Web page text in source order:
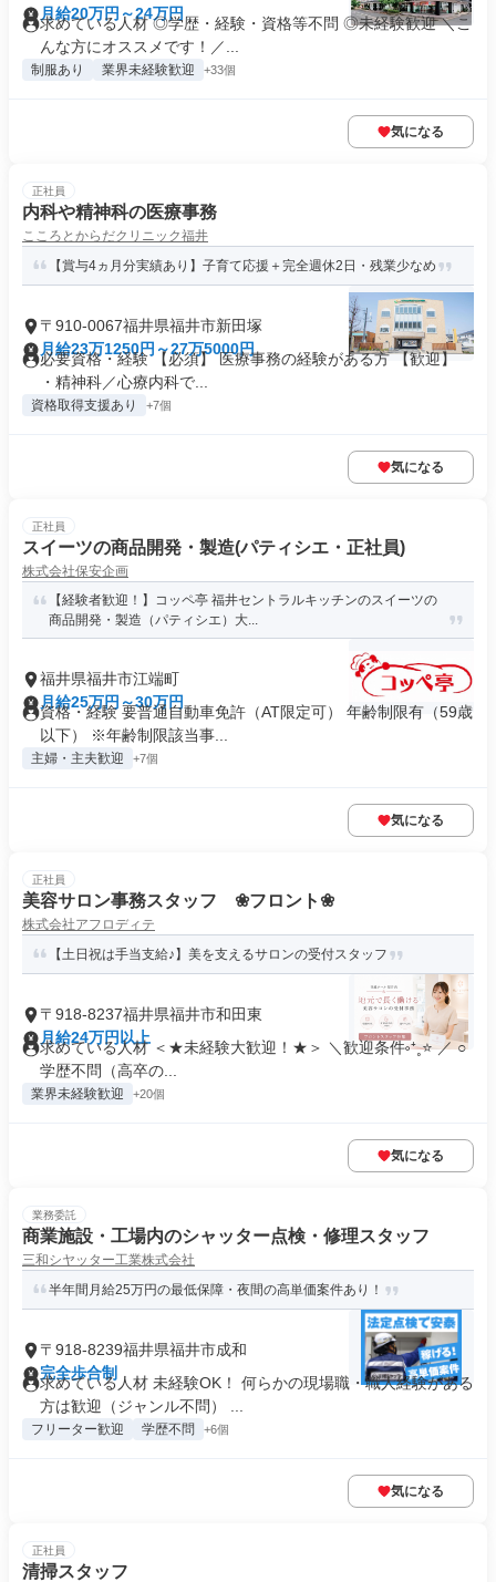
月給20万円～24万円
求めている人材 ◎学歴・経験・資格等不問 ◎未経験歓迎 ＼こ
んな方にオススメです！／...
制服あり 業界未経験歓迎 +33個
気になる
正社員
内科や精神科の医療事務
こころとからだクリニック福井
【賞与4ヵ月分実績あり】子育て応援＋完全週休2日・残業少なめ
〒910-0067福井県福井市新田塚
月給23万1250円～27万5000円
必要資格・経験 【必須】 医療事務の経験がある方 【歓迎】
・精神科／心療内科で...
資格取得支援あり +7個
気になる
正社員
スイーツの商品開発・製造(パティシエ・正社員)
株式会社保安企画
【経験者歓迎！】コッペ亭 福井セントラルキッチンのスイーツの
商品開発・製造（パティシエ）大...
福井県福井市江端町
月給25万円～30万円
資格・経験 要普通自動車免許（AT限定可） 年齢制限有（59歳
以下） ※年齢制限該当事...
主婦・主夫歓迎 +7個
気になる
正社員
美容サロン事務スタッフ ❀フロント❀
株式会社アフロディテ
【土日祝は手当支給♪】美を支えるサロンの受付スタッフ
〒918-8237福井県福井市和田東
月給24万円以上
求めている人材 ＜★未経験大歓迎！★＞ ＼歓迎条件༚⁺˳⭐ ／ ○
学歴不問（高卒の...
業界未経験歓迎 +20個
気になる
業務委託
商業施設・工場内のシャッター点検・修理スタッフ
三和シヤッター工業株式会社
半年間月給25万円の最低保障・夜間の高単価案件あり！
〒918-8239福井県福井市成和
完全歩合制
求めている人材 未経験OK！ 何らかの現場職・職人経験がある
方は歓迎（ジャンル不問） ...
フリーター歓迎 学歴不問 +6個
気になる
正社員
清掃スタッフ